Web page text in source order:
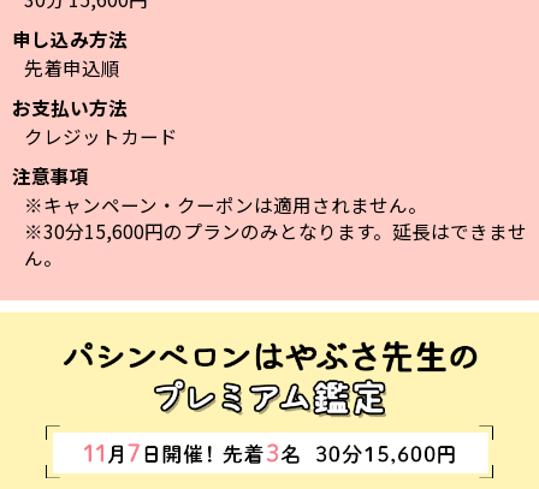
申し込み方法
先着申込順
お支払い方法
クレジットカード
注意事項
※キャンペーン・クーポンは適用されません。
※30分15,600円のプランのみとなります。延長はできませ
ん。